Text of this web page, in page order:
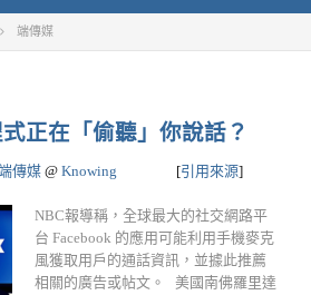
端傳媒
正在「偷聽」你說話？
傳媒 @ Knowing [引用來源]
NBC報導稱，全球最大的社交網路平
台 Facebook 的應用可能利用手機麥克
風獲取用戶的通話資訊，並據此推薦
相關的廣告或帖文。 美國南佛羅里達